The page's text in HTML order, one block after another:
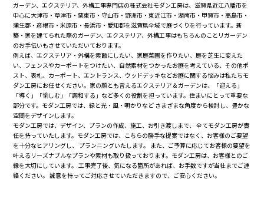
ガーデン、エクステリア、外構工事専門店の株式会社モダン工房は、滋賀県近江八幡市を
中心に大津市・草津市・栗東市・守山市・野洲市・東近江市・湖南市・甲賀市・高島市・
蒲生郡・彦根市・米原市・長浜市・愛知郡を滋賀県全域で庭づくりを行っています。新
築・家を建てられた際のガーデン、エクステリア、外構工事はもちろんのことリガーデン
のお手伝いもさせていただいております。
例えば、エクステリア・外構を素敵にしたい、家庭菜園を作りたい、庭を芝生に変えた
い、フェンスやカーポートをつけたい、自然素材をつかったお庭を考えている、その他ポ
スト、表札、カーポート、エントランス、ウッドデッキなどお庭に関する悩みは私たちモ
ダン工房にお任せください。家の顔とも言えるエクステリア＆ガーデンは、「迎える」
「導く」「愉しむ」「調和する」など多くの役割を担っています。住まいにとって重要な
部分です。モダン工房では、緑と光・風・明かりなど さまざまな角度から検討し、豊かな
空間をデザインします。
モダン工房では、デザイン、プランの作成、施工、お引き渡しまで、 全てモダン工房が責
任を持っていたします。モダン工房では、こちらの勝手な提案ではなく、お客様のご要望
を十分なヒアリングし、 プランニングいたします。 また、ご予算に応じてお客様の要望を
叶えるリーズナブルなプランや素材も取り扱っております。モダン工房は、お客様とのご
縁を大切にしています。 工事完了後、気になる箇所があれば、お手数ですが当社までご連
絡ください。 誠意を持ってご対応させていただきますので、ご安心ください。